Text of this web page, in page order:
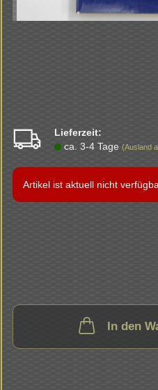
Lieferzeit:
ca. 3-4 Tage (Ausland
Artikel ist aktuell nicht
In den